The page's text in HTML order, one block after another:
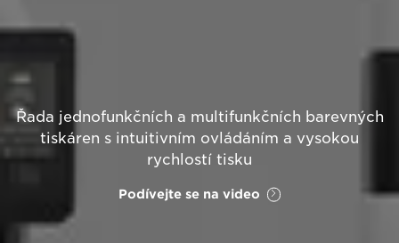
Řada jednofunkčních a multifunkčních barevných
tiskáren s intuitivním ovládáním a vysokou
rychlostí tisku
Podívejte se na video